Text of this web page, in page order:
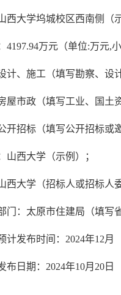
西大学坞城校区西南侧（
4197.94万元（单位:万元,
计、施工（填写勘察、设
屋市政（填写工业、国土
开招标（填写公开招标或
山西大学（示例）；
西大学（招标人或招标人
门：太原市住建局（填写
计发布时间：2024年12月
布日期：2024年10月20日